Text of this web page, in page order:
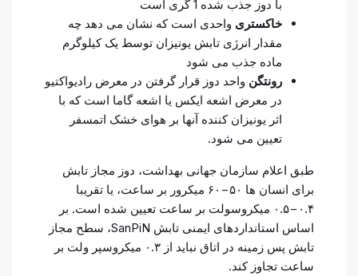
با دوز جذب شده 1 گری است
خاکستری واحدی است که نشان می دهد چه
مقدار انرژی تابش یونیزان توسط یک کیلوگرم
ماده جذب می شود
رونتگن واحد دوز قرار گرفتن در معرض رادیواکتیو
در معرض اشعه ایکس یا اشعه گاما است که با
اثر یونیزان کننده آنها بر هوای خشک اتمسفر
تعیین می شود.
طبق اعلام سازمان جهانی بهداشت، دوز مجاز تابش
برای انسان ها ۵۰−۶۰ میکرور بر ساعت، یا تقریبا
۰.۴−۰.۵ میکروسولت بر ساعت تعیین شده است. بر
اساس استانداردهای ایمنی تابش SanPiN، سطح مجاز
تابش پس زمینه در اتاق نباید از ۰.۳ میکروسپر ولت بر
ساعت تجاوز کند.